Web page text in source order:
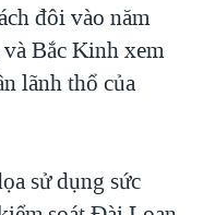
đôi vào năm
Bắc Kinh xem
lãnh thổ của
sử dụng sức